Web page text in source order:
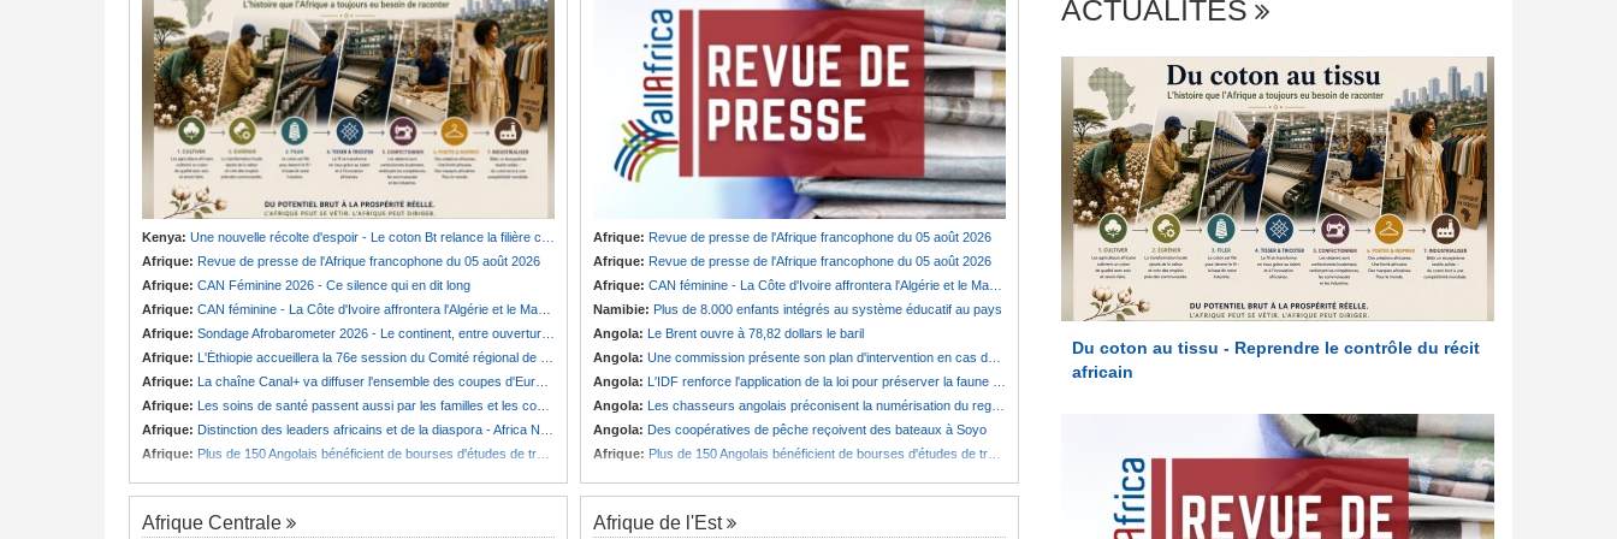
Kenya: Une nouvelle récolte d'espoir - Le coton Bt relance la filière cotonnière à Lamu
Afrique: Revue de presse de l'Afrique francophone du 05 août 2026
Afrique: CAN Féminine 2026 - Ce silence qui en dit long
Afrique: CAN féminine - La Côte d'Ivoire affrontera l'Algérie et le Maroc fera face à l'Afrique du Sud en quarts
Afrique: Sondage Afrobarometer 2026 - Le continent, entre ouverture commerciale et défiance migratoire
Afrique: L'Éthiopie accueillera la 76e session du Comité régional de l'OMS pour le continent
Afrique: La chaîne Canal+ va diffuser l'ensemble des coupes d'Europe de football sur le continent
Afrique: Les soins de santé passent aussi par les familles et les communautés
Afrique: Distinction des leaders africains et de la diaspora - Africa Next Awards veut célébrer l'excellence africaine à Paris
Afrique: Plus de 150 Angolais bénéficient de bourses d'études de troisième cycle au Royaume-Uni
Afrique: Revue de presse de l'Afrique francophone du 05 août 2026
Afrique: Revue de presse de l'Afrique francophone du 05 août 2026
Afrique: CAN féminine - La Côte d'Ivoire affrontera l'Algérie et le Maroc fera face à l'Afrique du Sud en quarts
Namibie: Plus de 8.000 enfants intégrés au système éducatif au pays
Angola: Le Brent ouvre à 78,82 dollars le baril
Angola: Une commission présente son plan d'intervention en cas de catastrophe à Huambo
Angola: L'IDF renforce l'application de la loi pour préserver la faune sauvage
Angola: Les chasseurs angolais préconisent la numérisation du registre et des licences
Angola: Des coopératives de pêche reçoivent des bateaux à Soyo
Afrique: Plus de 150 Angolais bénéficient de bourses d'études de troisième cycle au Royaume-Uni
Afrique Centrale Afrique de l'Est
ACTUALITÉS
Du coton au tissu - Reprendre le contrôle du récit
africain